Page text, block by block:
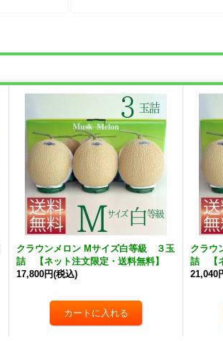
クラウンメロン Mサイズ白等級 ３玉
詰 【ネット注文限定・送料無料】
17,800円(税込)
クラウ
詰 【
21,040